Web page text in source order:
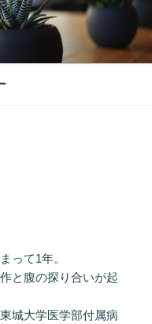
って1年。
と腹の探り合いが起
城大学医学部付属病